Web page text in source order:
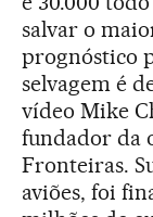
salvar o
prognóstico
selvagem é
vídeo Mike
fundador da
Fronteiras.
aviões, foi